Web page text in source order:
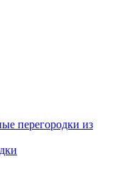
перегородки из